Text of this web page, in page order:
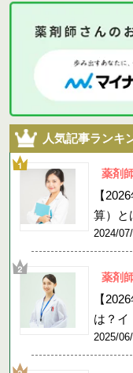
人気記事ランキ
薬剤
【
算）と
2024/
薬剤
【
は？イ
2025/06/